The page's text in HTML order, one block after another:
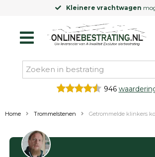
Kleinere vrachtwagen
946
Home Trommelstenen Getrommelde klinkers
Filter op